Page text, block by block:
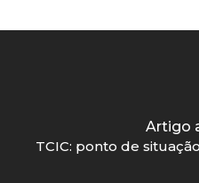
Artigo
TCIC: ponto de